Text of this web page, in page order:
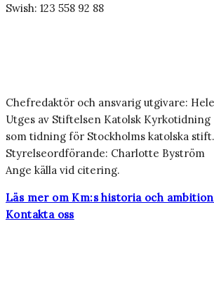
Swish: 123 558 92 88
Chefredaktör och ansvarig utgivare:
Utges av Stiftelsen Katolsk Kyrkotidning
som tidning för Stockholms katolska stift.
Styrelseordförande: Charlotte Byström
Ange källa vid citering.
Läs mer om Km:s historia och
Kontakta oss